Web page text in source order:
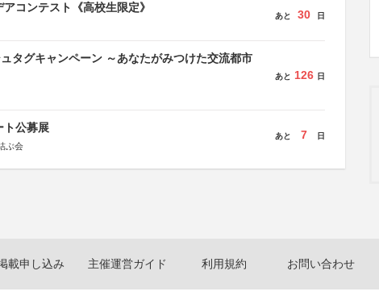
実行委員会
機構
コンテスト《高校生限定》
あと 30 日
タグキャンペーン ～あなたがみつけた交流都市
あと 126 日
ト公募展
ぶ会
あと 7 日
載申し込み 主催運営ガイド 利用規約 お問い合わせ